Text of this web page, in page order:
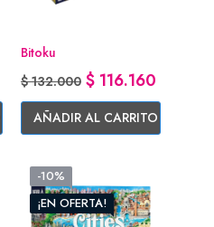
Bitoku
Precio base
$ 132.000 Precio
$ 116.160
AÑADIR AL CARRITO
¡EN OFERTA!
-10%